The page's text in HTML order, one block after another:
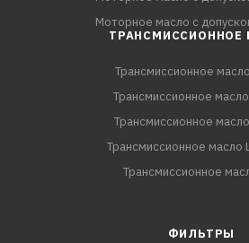
Моторное масло с
ТРАНСМИССИОННОЕ
Трансмиссионное
Трансмиссионное
Трансмиссионное
Трансмиссионное масло
Трансмиссионное
ФИЛЬТРЫ